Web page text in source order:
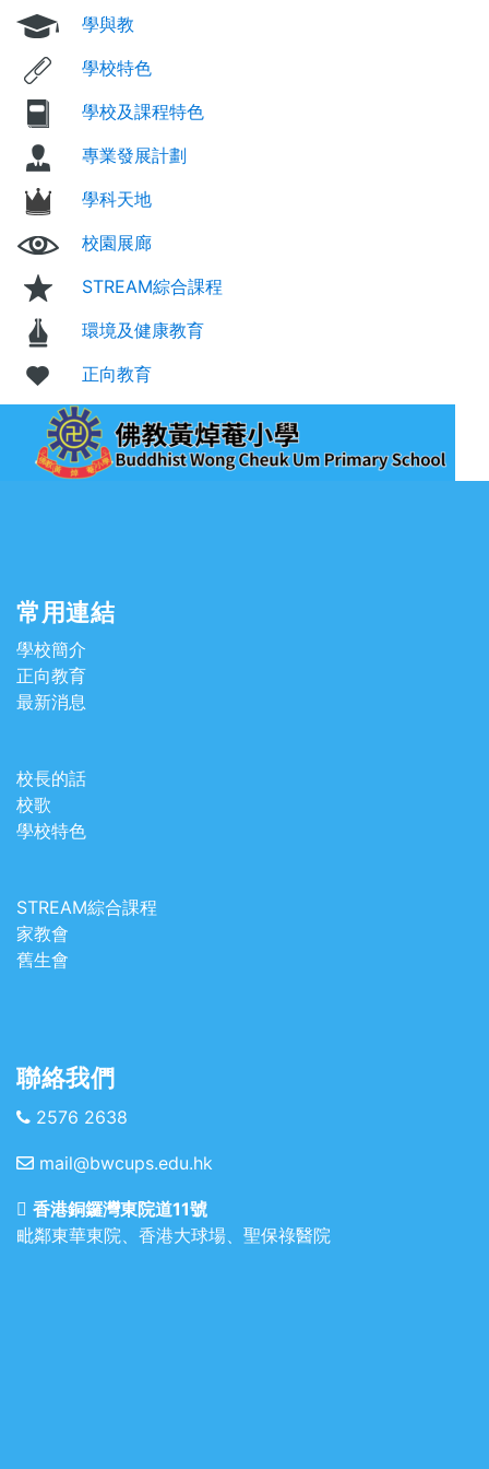
學與教
學校特色
學校及課程特色
專業發展計劃
學科天地
校園展廊
STREAM綜合課程
環境及健康教育
正向教育
常用連結
學校簡介
正向教育
最新消息
校長的話
校歌
學校特色
STREAM綜合課程
家教會
舊生會
聯絡我們
2576 2638
mail@bwcups.edu.hk
香港銅鑼灣東院道11號
毗鄰東華東院、香港大球場、聖保祿醫院